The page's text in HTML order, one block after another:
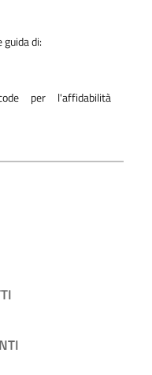
di:
per l'affidabilità